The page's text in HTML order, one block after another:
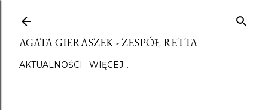
AGATA GIERASZEK - ZESPÓŁ RETTA
AKTUALNOŚCI WIĘCEJ…